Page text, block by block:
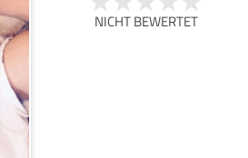
NICHT BEWERTET